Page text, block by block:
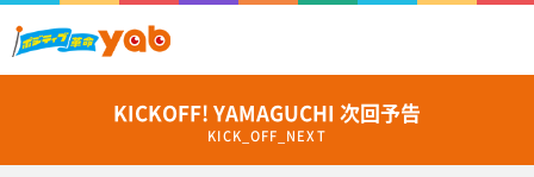
KICKOFF! YAMAGUCHI 次回予告
KICK_OFF_NEXT